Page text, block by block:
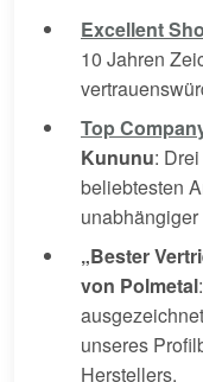
Excellent
10 Jahren
Top
Kununu:
beliebtesten
„Bester
von Polmetal
unseres
Herstellers.